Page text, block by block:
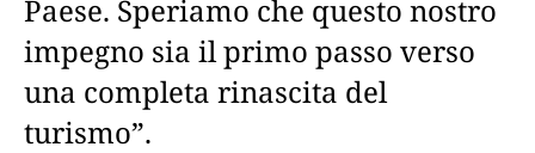
Paese. Speriamo che questo nostro
impegno sia il primo passo verso
una completa rinascita del
turismo”.